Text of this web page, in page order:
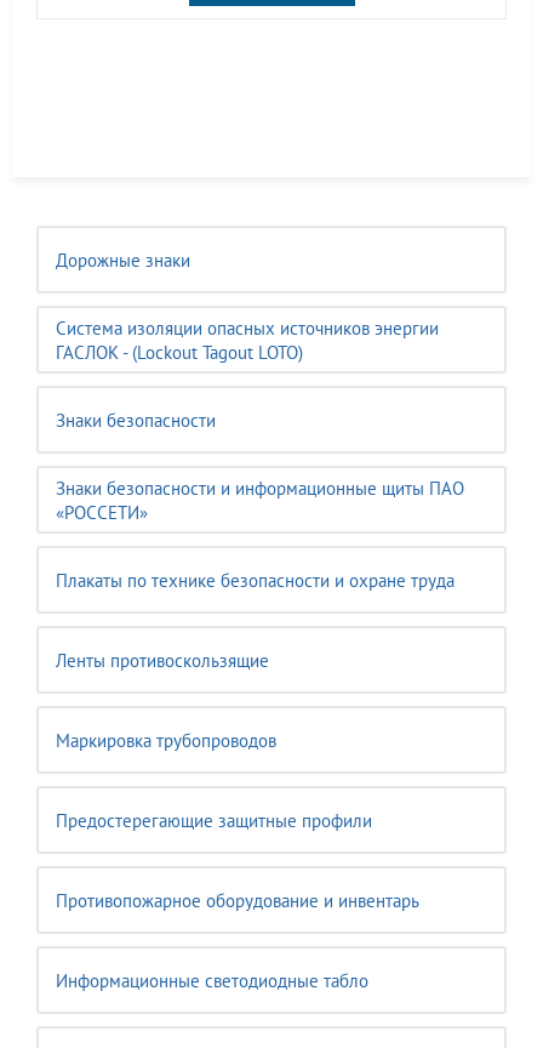
Дорожные знаки
Система изоляции опасных источников энергии
ГАСЛОК - (Lockout Tagout LOTO)
Знаки безопасности
Знаки безопасности и информационные щиты ПАО
«РОССЕТИ»
Плакаты по технике безопасности и охране труда
Ленты противоскользящие
Маркировка трубопроводов
Предостерегающие защитные профили
Противопожарное оборудование и инвентарь
Информационные светодиодные табло